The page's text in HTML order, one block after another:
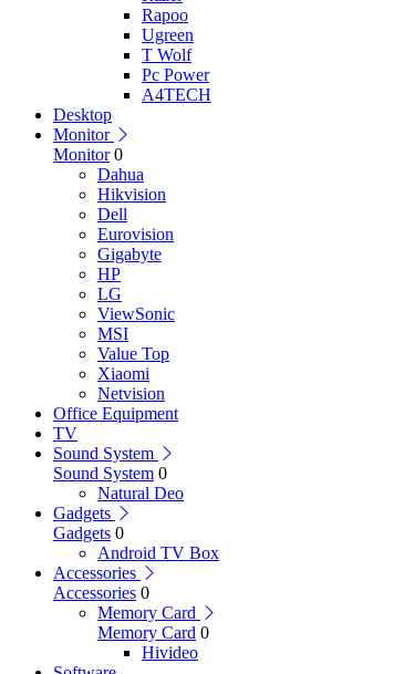
Rapoo
Ugreen
T Wolf
Pc Power
A4TECH
Desktop
Monitor
Monitor 0
Dahua
Hikvision
Dell
Eurovision
Gigabyte
HP
LG
ViewSonic
MSI
Value Top
Xiaomi
Netvision
Office Equipment
TV
Sound System
Sound System 0
Natural Deo
Gadgets
Gadgets 0
Android TV Box
Accessories
Accessories 0
Memory Card
Memory Card 0
Hivideo